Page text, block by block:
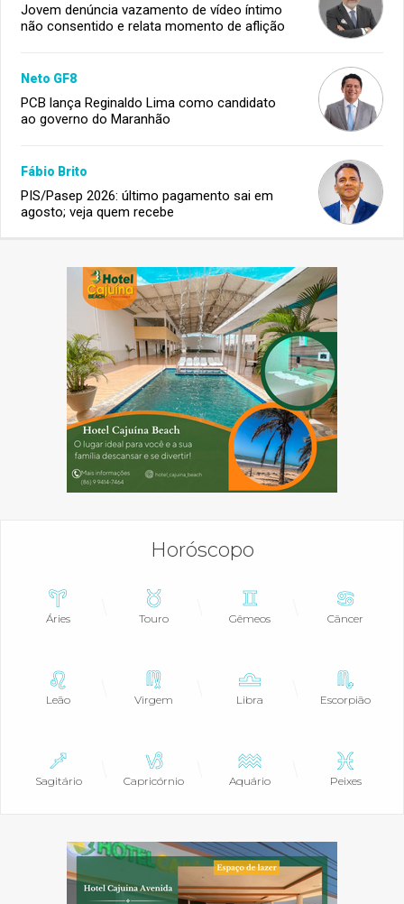
Jovem denúncia vazamento de vídeo íntimo
não consentido e relata momento de aflição
Neto GF8
PCB lança Reginaldo Lima como candidato
ao governo do Maranhão
Fábio Brito
PIS/Pasep 2026: último pagamento sai em
agosto; veja quem recebe
Horóscopo
Áries Touro Gêmeos Câncer
Leão Virgem Libra Escorpião
Sagitário Capricórnio Aquário Peixes